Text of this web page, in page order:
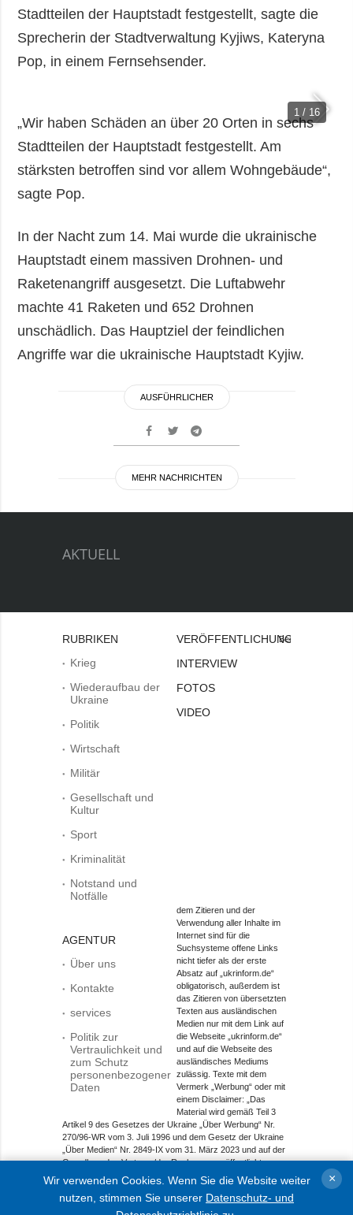
Stadtteilen der Hauptstadt festgestellt, sagte die
Sprecherin der Stadtverwaltung Kyjiws, Kateryna
Pop, in einem Fernsehsender.
1 / 16
„Wir haben Schäden an über 20 Orten in sechs
Stadtteilen der Hauptstadt festgestellt. Am
stärksten betroffen sind vor allem Wohngebäude“,
sagte Pop.
In der Nacht zum 14. Mai wurde die ukrainische
Hauptstadt einem massiven Drohnen- und
Raketenangriff ausgesetzt. Die Luftabwehr
machte 41 Raketen und 652 Drohnen
unschädlich. Das Hauptziel der feindlichen
Angriffe war die ukrainische Hauptstadt Kyjiw.
AUSFÜHRLICHER
MEHR NACHRICHTEN
AKTUELL
RUBRIKEN
Krieg
Wiederaufbau der
Ukraine
Politik
Wirtschaft
Militär
Gesellschaft und
Kultur
Sport
Kriminalität
Notstand und
Notfälle
AGENTUR
Über uns
Kontakte
services
Politik zur
Vertraulichkeit und
zum Schutz
personenbezogener
Daten
VERÖFFENTLICHUNGEN
INTERVIEW
FOTOS
VIDEO
Bei
dem Zitieren und der
Verwendung aller Inhalte im
Internet sind für die
Suchsysteme offene Links
nicht tiefer als der erste
Absatz auf „ukrinform.de“
obligatorisch, außerdem ist
das Zitieren von übersetzten
Texten aus ausländischen
Medien nur mit dem Link auf
die Webseite „ukrinform.de“
und auf die Webseite des
ausländisches Mediums
zulässig. Texte mit dem
Vermerk „Werbung“ oder mit
einem Disclaimer: „Das
Material wird gemäß Teil 3
Artikel 9 des Gesetzes der Ukraine „Über Werbung“ Nr.
270/96-WR vom 3. Juli 1996 und dem Gesetz der Ukraine
„Über Medien“ Nr. 2849-IX vom 31. März 2023 und auf der
Grundlage des Vertrags/der Rechnung veröffentlicht.
© 2015-2026 Ukrinform. Alle Rechte sind geschützt.
Wir verwenden Cookies. Wenn Sie die Website weiter
nutzen, stimmen Sie unserer Datenschutz- und
×